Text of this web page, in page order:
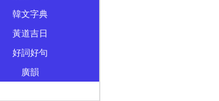
韓文字典
黃道吉日
好詞好句
廣韻